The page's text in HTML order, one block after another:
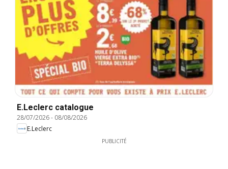
E.Leclerc catalogue
28/07/2026- 08/08/2026
E.Leclerc
PUBLICITÉ